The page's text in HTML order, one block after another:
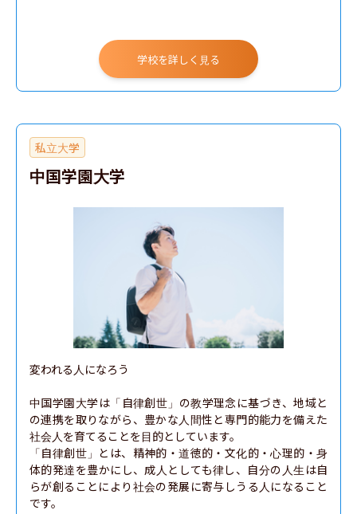
学校を詳しく見る
私立大学
中国学園大学
変われる人になろう
中国学園大学は「自律創世」の教学理念に基づき、地域と
の連携を取りながら、豊かな人間性と専門的能力を備えた
社会人を育てることを目的としています。
「自律創世」とは、精神的・道徳的・文化的・心理的・身
体的発達を豊かにし、成人としても律し、自分の人生は自
らが創ることにより社会の発展に寄与しうる人になること
です。